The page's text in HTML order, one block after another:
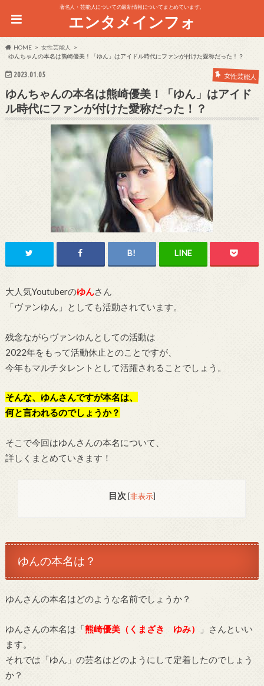
著名人・芸能人についての最新情報についてまとめています。
エンタメインフォ
HOME
女性芸能人
ゆんちゃんの本名は熊崎優美！「ゆん」はアイドル時代にファンが付けた愛称だった！？
2023.01.05 女性芸能人
ゆんちゃんの本名は熊崎優美！「ゆん」はアイド
ル時代にファンが付けた愛称だった！？
大人気Youtuberのゆんさん
「ヴァンゆん」としても活動されています。
残念ながらヴァンゆんとしての活動は
2022年をもって活動休止とのことですが、
今年もマルチタレントとして活躍されることでしょう。
そんな、ゆんさんですが本名は、
何と言われるのでしょうか？
そこで今回はゆんさんの本名について、
詳しくまとめていきます！
目次 [非表示]
ゆんの本名は？
ゆんさんの本名はどのような名前でしょうか？
ゆんさんの本名は「熊崎優美（くまざき ゆみ）
」さんといい
ます。
それでは「ゆん」の芸名はどのようにして定着したのでしょう
か？